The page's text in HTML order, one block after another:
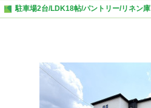
駐車場2台/LDK18帖/パントリー/リネン庫